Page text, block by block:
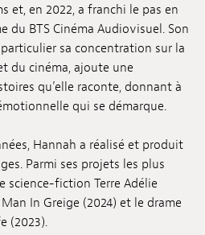
et, en 2022, a franchi le pas en
du BTS Cinéma Audiovisuel. Son
sa concentration sur la
du cinéma, ajoute une
qu’elle raconte, donnant à
qui se démarque.
Hannah a réalisé et produit
Parmi ses projets les plus
science-fiction Terre Adélie
In Greige (2024) et le drame
(2023).